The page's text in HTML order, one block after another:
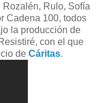
Rozalén, Rulo, Sofía
Cadena 100, todos
la producción de
con el que
de Cáritas.